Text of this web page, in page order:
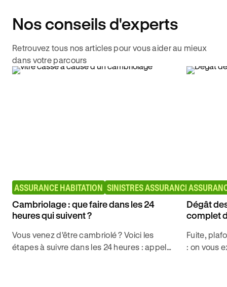
Nos conseils d'experts
Retrouvez tous nos articles pour vous aider au mieux
dans votre parcours
ASSURANCE HABITATION SINISTRES ASSURANCE
Cambriolage : que faire dans les 24
heures qui suivent ?
Vous venez d'être cambriolé ? Voici les
étapes à suivre dans les 24 heures : appel
Dégât
complet
Fuite,
: on vous